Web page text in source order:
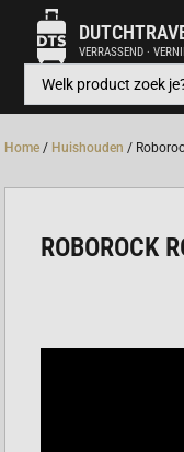
VERRASSEND ·
Home / Huishouden /
ROBOROCK